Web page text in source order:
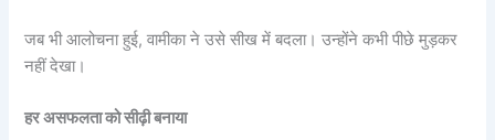
जब भी आलोचना हुई, वामीका ने उसे सीख में बदला। उन्होंने कभी पीछे मुड़कर
नहीं देखा।
हर असफलता को सीढ़ी बनाया